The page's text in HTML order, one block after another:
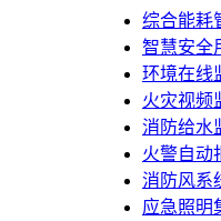
综合能耗
智慧安全
环境在线
火灾视频
消防给水
火警自动
消防风系
应急照明